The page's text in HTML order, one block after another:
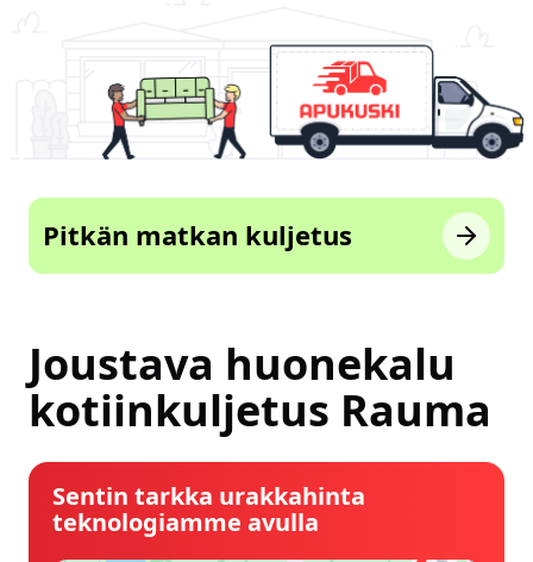
Pitkän matkan kuljetus
Joustava huonekalu
kotiinkuljetus Rauma
Sentin tarkka urakkahinta
teknologiamme avulla